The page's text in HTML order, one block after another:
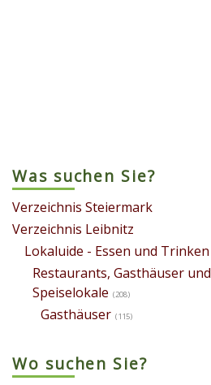
Was suchen Sie?
Verzeichnis Steiermark
Verzeichnis Leibnitz
Lokaluide - Essen und Trinken
Restaurants, Gasthäuser und
Speiselokale (208)
Gasthäuser (115)
Wo suchen Sie?